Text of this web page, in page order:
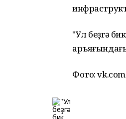
"Ул беҙгә
Фото: